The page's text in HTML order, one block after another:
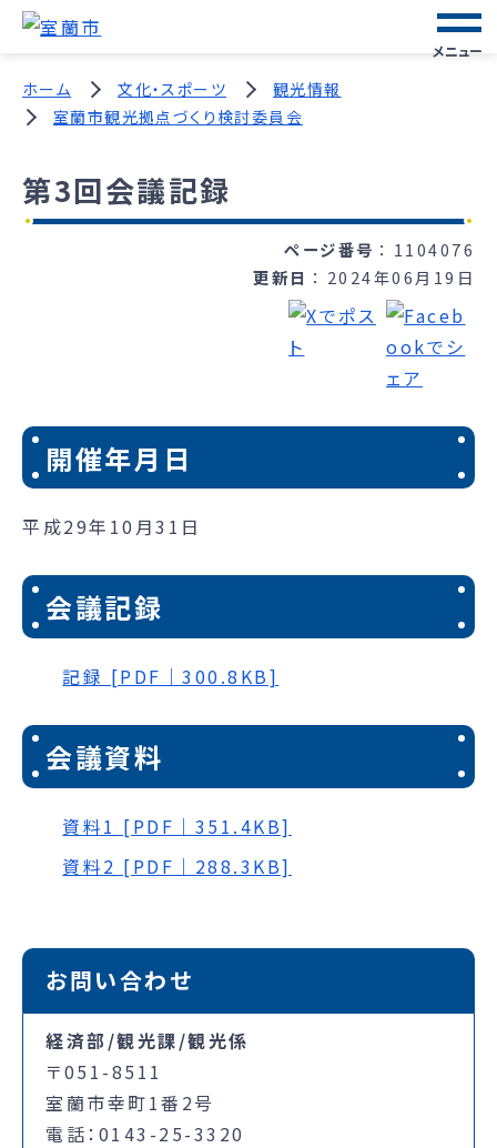
メニュー
ホーム 文化・スポーツ
観光情報
室蘭市観光拠点づくり検討委員会
第3回会議記録
ページ番号
1104076
更新日
2024年06月19日
開催年月日
平成29年10月31日
会議記録
記録 [PDF｜300.8KB]
会議資料
資料1 [PDF｜351.4KB]
資料2 [PDF｜288.3KB]
お問い合わせ
経済部/観光課/観光係
〒051-8511
室蘭市幸町1番2号
電話：0143-25-3320